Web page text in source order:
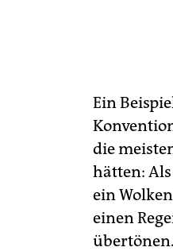
Ein
die
hätten:
ein
einen